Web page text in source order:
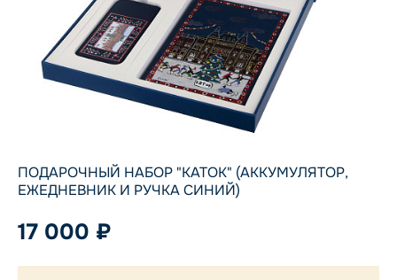
ПОДАРОЧНЫЙ НАБОР "КАТОК" (АККУМУЛЯТОР,
ЕЖЕДНЕВНИК И РУЧКА СИНИЙ)
17 000 ₽